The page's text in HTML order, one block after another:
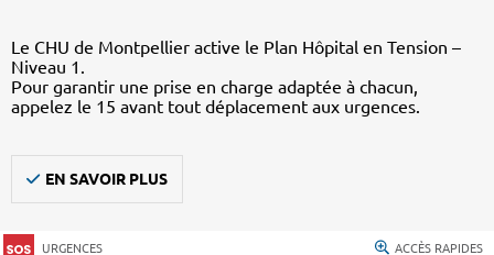
Le CHU de Montpellier active le Plan Hôpital en Tension –
Niveau 1.
Pour garantir une prise en charge adaptée à chacun,
appelez le 15 avant tout déplacement aux urgences.
EN SAVOIR PLUS
URGENCES ACCÈS RAPIDES